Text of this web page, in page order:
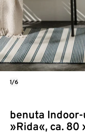
benuta
»Rida«, ca. 80
1/6